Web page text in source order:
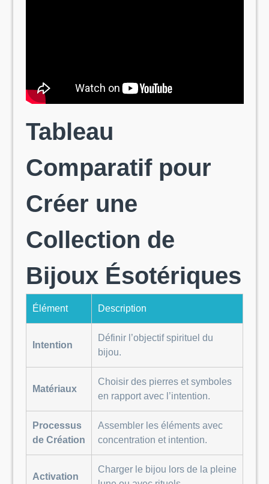
Tableau
Comparatif pour
Créer une
Collection de
Bijoux Ésotériques
Élément Description
Intention
Définir l’objectif spirituel du
bijou.
Matériaux
Choisir des pierres et symboles
en rapport avec l’intention.
Processus
de Création
Assembler les éléments avec
concentration et intention.
Activation
Charger le bijou lors de la pleine